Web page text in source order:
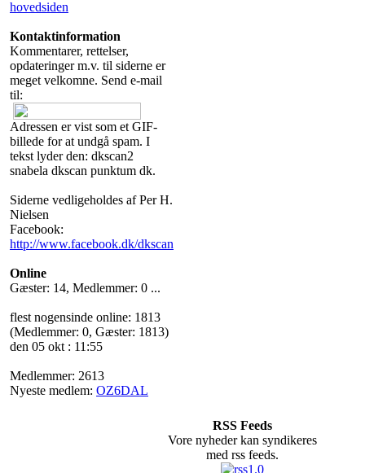
hovedsiden
Kontaktinformation
Kommentarer, rettelser,
opdateringer m.v. til siderne er
meget velkomne. Send e-mail
til:
Adressen er vist som et GIF-
billede for at undgå spam. I
tekst lyder den: dkscan2
snabela dkscan punktum dk.
Siderne vedligeholdes af Per H.
Nielsen
Facebook:
http://www.facebook.dk/dkscan
Online
Gæster: 14, Medlemmer: 0 ...
flest nogensinde online: 1813
(Medlemmer: 0, Gæster: 1813)
den 05 okt : 11:55
Medlemmer: 2613
Nyeste medlem: OZ6DAL
RSS Feeds
Vore nyheder kan syndikeres
med rss feeds.